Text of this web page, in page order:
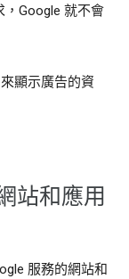
，Google 就不會
顯示廣告的資
站和應用
服務的網站和